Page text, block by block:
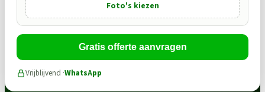
Foto's kiezen
Gratis offerte aanvragen
Vrijblijvend ·WhatsApp